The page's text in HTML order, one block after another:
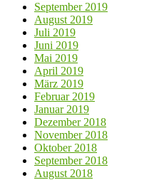
September 2019
August 2019
Juli 2019
Juni 2019
Mai 2019
April 2019
März 2019
Februar 2019
Januar 2019
Dezember 2018
November 2018
Oktober 2018
September 2018
August 2018